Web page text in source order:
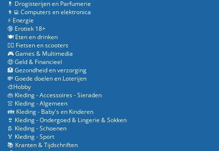
💊 Drogisterijen en Parfumerie
👨‍💻 Computers en elektronica
⚡ Energie
🔞 Erotiek 18+
🍽️ Eten en drinken
🚴‍♂️ Fietsen en scooters
🎮 Games & Multimedia
🤑 Geld & Financieel
🏥 Gezondheid en verzorging
💸 Goede doelen en Loterijen
🎨Hobby
👜 Kleding - Accessoires - Sieraden
👚 Kleding - Algemeen
👪 Kleding - Baby's en Kinderen
👙 Kleding - Ondergoed & Lingerie & Sokken
👢 Kleding - Schoenen
🏅 Kleding - Sport
📚 Kranten & Tijdschriften